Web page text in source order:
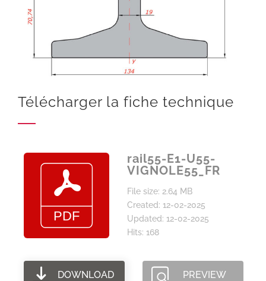
Télécharger la fiche technique
rail55-E1-U55-
VIGNOLE55_FR
File size: 2.64 MB
Created: 12-02-2025
Updated: 12-02-2025
Hits: 168
DOWNLOAD PREVIEW